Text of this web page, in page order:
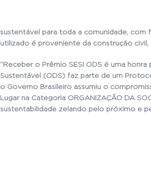
sustentável para toda a comunidade, com
utilizado é proveniente da construção
“Receber o Prêmio SESI ODS é uma
Sustentável (ODS) faz parte de um
o Governo Brasileiro assumiu o
Lugar na Categoria ORGANIZAÇÃO DA
sustentabilidade zelando pelo próximo e